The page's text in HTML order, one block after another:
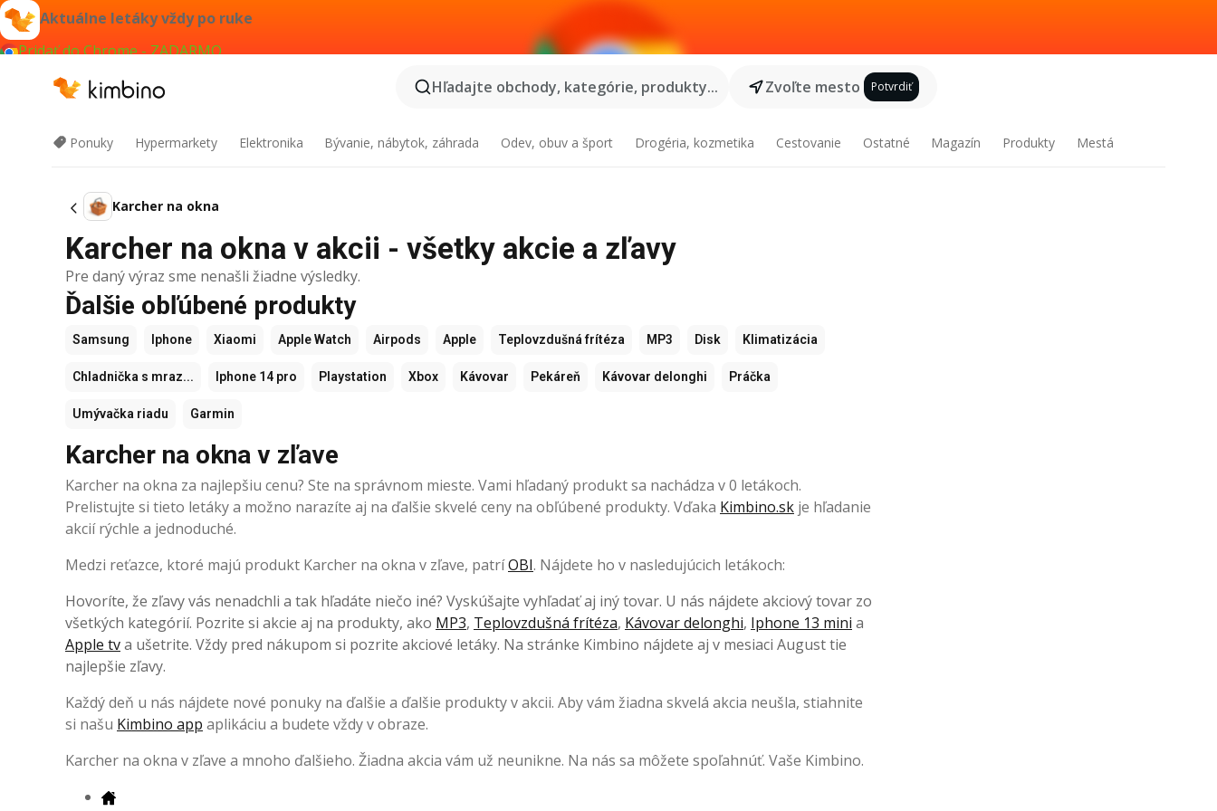
Aktuálne letáky vždy po ruke
Pridať do Chrome - ZADARMO
Hľadajte obchody, kategórie, produkty...
Zvoľte mesto Potvrdiť
Ponuky Hypermarkety Elektronika Bývanie, nábytok, záhrada Odev, obuv a šport Drogéria, kozmetika Cestovanie Ostatné Magazín Produkty Mestá
Karcher na okna
Karcher na okna v akcii - všetky akcie a zľavy
Pre daný výraz sme nenašli žiadne výsledky.
Ďalšie obľúbené produkty
Samsung Iphone Xiaomi Apple Watch Airpods Apple Teplovzdušná frítéza MP3 Disk Klimatizácia
Chladnička s mraz... Iphone 14 pro Playstation Xbox Kávovar Pekáreň Kávovar delonghi Práčka
Umývačka riadu Garmin
Karcher na okna v zľave
Karcher na okna za najlepšiu cenu? Ste na správnom mieste. Vami hľadaný produkt sa nachádza v 0 letákoch.
Prelistujte si tieto letáky a možno narazíte aj na ďalšie skvelé ceny na obľúbené produkty. Vďaka Kimbino.sk je hľadanie
akcií rýchle a jednoduché.
Medzi reťazce, ktoré majú produkt Karcher na okna v zľave, patríOBI. Nájdete ho v nasledujúcich letákoch:
Hovoríte, že zľavy vás nenadchli a tak hľadáte niečo iné? Vyskúšajte vyhľadať aj iný tovar. U nás nájdete akciový tovar zo
všetkých kategórií. Pozrite si akcie aj na produkty, ako MP3, Teplovzdušná frítéza, Kávovar delonghi, Iphone 13 mini a
Apple tva ušetrite. Vždy pred nákupom si pozrite akciové letáky. Na stránke Kimbino nájdete aj v mesiaci August tie
najlepšie zľavy.
Každý deň u nás nájdete nové ponuky na ďalšie a ďalšie produkty v akcii. Aby vám žiadna skvelá akcia neušla, stiahnite
si našu Kimbino app aplikáciu a budete vždy v obraze.
Karcher na okna v zľave a mnoho ďalšieho. Žiadna akcia vám už neunikne. Na nás sa môžete spoľahnúť. Vaše Kimbino.